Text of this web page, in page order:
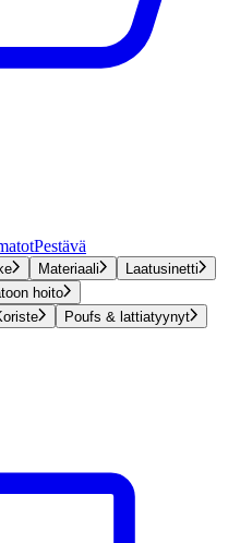
Pestävä
Materiaali
Laatusinetti
hoito
Poufs & lattiatyynyt